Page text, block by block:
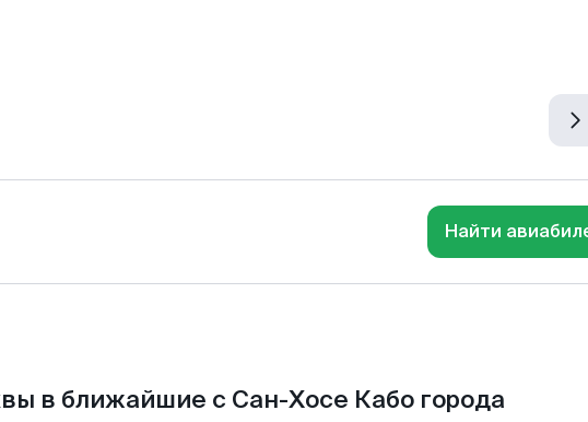
Найти
в ближайшие с Сан-Хосе Кабо города